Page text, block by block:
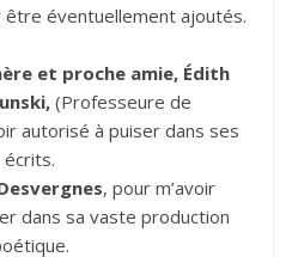
éventuellement ajoutés.
et proche amie, Édith
(Professeure de
autorisé à puiser dans ses
écrits.
, pour m’avoir
dans sa vaste production